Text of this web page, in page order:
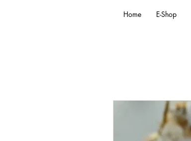
Home E-Shop